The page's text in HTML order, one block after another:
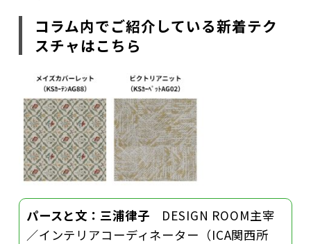
コラム内でご紹介している新着テク
スチャはこちら
パースと文：三浦律子 DESIGN ROOM主宰
／インテリアコーディネーター（ICA関西所